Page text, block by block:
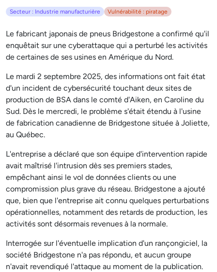
Secteur : Industrie manufacturière Vulnérabilité : piratage
Le fabricant japonais de pneus Bridgestone a confirmé qu'il
enquêtait sur une cyberattaque qui a perturbé les activités
de certaines de ses usines en Amérique du Nord.
Le mardi 2 septembre 2025, des informations ont fait état
d'un incident de cybersécurité touchant deux sites de
production de BSA dans le comté d'Aiken, en Caroline du
Sud. Dès le mercredi, le problème s'était étendu à l'usine
de fabrication canadienne de Bridgestone située à Joliette,
au Québec.
L'entreprise a déclaré que son équipe d'intervention rapide
avait maîtrisé l'intrusion dès ses premiers stades,
empêchant ainsi le vol de données clients ou une
compromission plus grave du réseau. Bridgestone a ajouté
que, bien que l'entreprise ait connu quelques perturbations
opérationnelles, notamment des retards de production, les
activités sont désormais revenues à la normale.
Interrogée sur l'éventuelle implication d'un rançongiciel, la
société Bridgestone n'a pas répondu, et aucun groupe
n'avait revendiqué l'attaque au moment de la publication.